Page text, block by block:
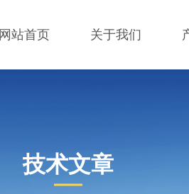
网站首页 关于我们
技术文章